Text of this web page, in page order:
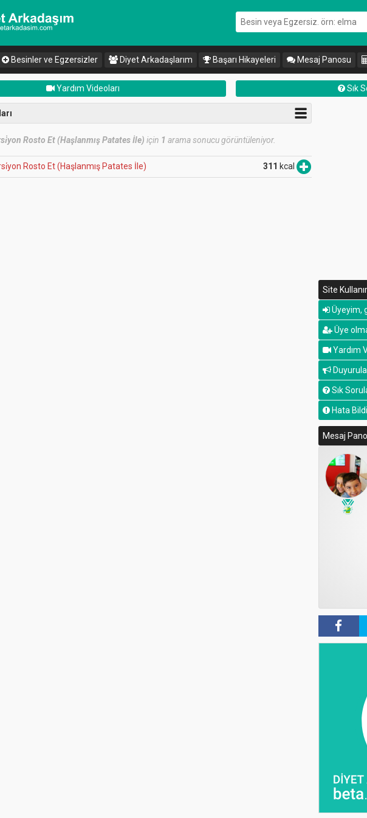
Besinler ve Egzersizler Diyet Arkadaşlarım Başarı Hikayeleri Mesaj Panosu
Yardım Videoları Sık
Rosto Et (Haşlanmış Patates İle) için 1 arama sonucu görüntüleniyor.
Rosto Et (Haşlanmış Patates İle) 311 kcal
Site
Üyeyim,
Üye
Yardım
Sık
Hata
Mesaj